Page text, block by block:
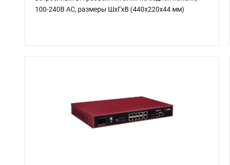
100-240В AC, размеры ШхГхВ (440x220x44 мм)